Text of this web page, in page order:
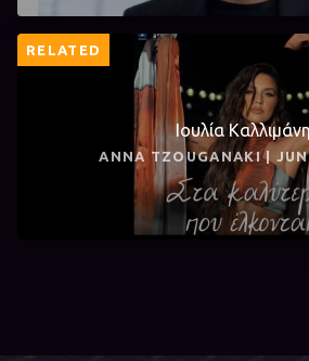
RELATED
Ιουλία
ANNA TZOUGANAKI |